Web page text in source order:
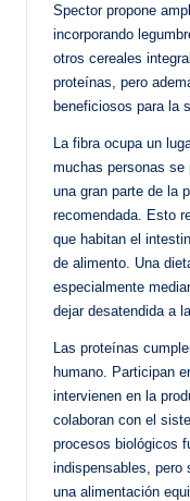
Spector propone
incorporando
otros cereales
proteínas, pero
beneficiosos para la
La fibra ocupa un
muchas personas se
una gran parte de la
recomendada. Esto
que habitan el
de alimento. Una
especialmente
dejar desatendida a
Las proteínas
humano. Participan
intervienen en la
colaboran con el
procesos biológicos
indispensables, pero
una alimentación